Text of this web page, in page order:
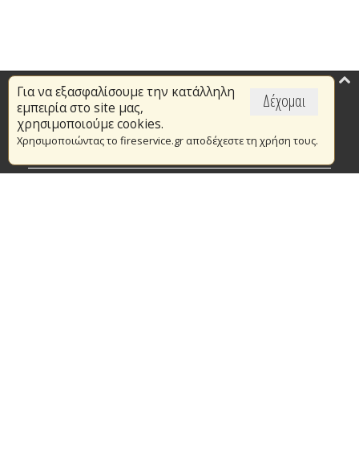
Δέχομαι
Για να εξασφαλίσουμε την κατάλληλη
εμπειρία στο site μας,
χρησιμοποιούμε cookies.
Χρησιμοποιώντας το fireservice.gr αποδέχεστε τη χρήση τους.
Επικαιρότητα
Το Πυροσβεστικό Σώμα